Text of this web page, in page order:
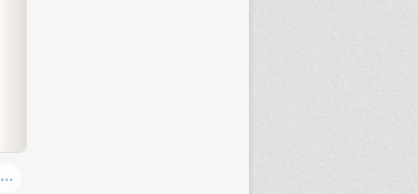
...